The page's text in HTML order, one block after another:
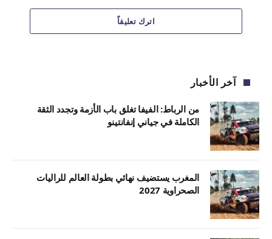
اترك تعليقاً
آخر الأخبار
من الرباط: الفيفا تغلق باب الأزمة وتجدد الثقة
الكاملة في جياني إنفانتينو
المغرب يستضيف نهائي بطولة العالم للراليات
الصحراوية 2027